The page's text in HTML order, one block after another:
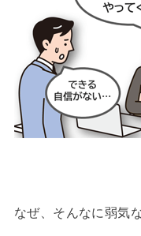
なぜ、そんなに弱気